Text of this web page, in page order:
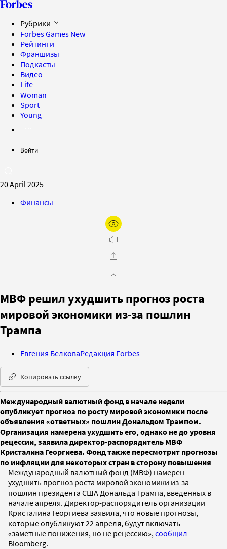
Рубрики
Forbes Games New
Рейтинги
Франшизы
Подкасты
Видео
Life
Woman
Sport
Young
Войти
20 April 2025
Финансы
МВФ решил ухудшить прогноз роста
мировой экономики из-за пошлин
Трампа
Евгения БелковаРедакция Forbes
Копировать ссылку
Международный валютный фонд в начале недели
опубликует прогноз по росту мировой экономики после
объявления «ответных» пошлин Дональдом Трампом.
Организация намерена ухудшить его, однако не до уровня
рецессии, заявила директор-распорядитель МВФ
Кристалина Георгиева. Фонд также пересмотрит прогнозы
по инфляции для некоторых стран в сторону повышения
Международный валютный фонд (МВФ) намерен
ухудшить прогноз роста мировой экономики из-за
пошлин президента США Дональда Трампа, введенных в
начале апреля. Директор-распорядитель организации
Кристалина Георгиева заявила, что новые прогнозы,
которые опубликуют 22 апреля, будут включать
«заметные понижения, но не рецессию», сообщил
Bloomberg.